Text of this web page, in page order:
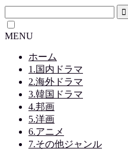
MENU
ホーム
1.国内ドラマ
2.海外ドラマ
3.韓国ドラマ
4.邦画
5.洋画
6.アニメ
7.その他ジャンル